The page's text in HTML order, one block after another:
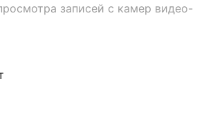
записей с камер видео-